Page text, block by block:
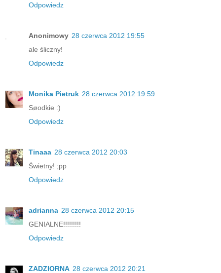
Odpowiedz
Anonimowy 28 czerwca 2012 19:55
ale śliczny!
Odpowiedz
Monika Pietruk 28 czerwca 2012 19:59
Søodkie :)
Odpowiedz
Tinaaa 28 czerwca 2012 20:03
Świetny! ;pp
Odpowiedz
adrianna 28 czerwca 2012 20:15
GENIALNE!!!!!!!!!
Odpowiedz
ZADZIORNA 28 czerwca 2012 20:21